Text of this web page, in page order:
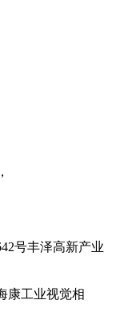
号丰泽高新产业
康工业视觉相